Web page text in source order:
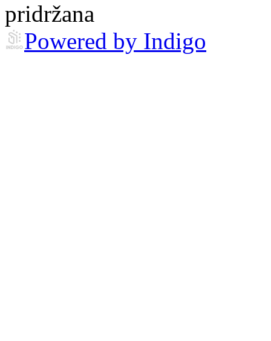
pridržana
Powered by Indigo